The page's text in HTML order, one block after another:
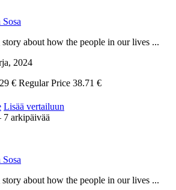
about how the people in our lives ...
2024
€ Regular Price 38.71 €
Lisää vertailuun
7 arkipäivää
about how the people in our lives ...